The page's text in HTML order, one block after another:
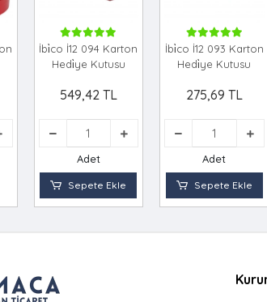
İbi̇co İ12 094 Karton
Hedi̇ye Kutusu
549,42 TL
Adet
Sepete Ekle
İbi̇co İ12 093 Karton
Hedi̇ye Kutusu
275,69 TL
Adet
Sepete Ekle